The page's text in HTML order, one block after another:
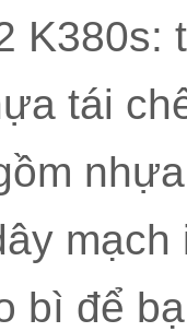
K380s:
tái
nhựa
mạch
bì để